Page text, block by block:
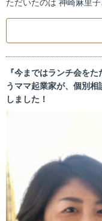
ただいたのは 神崎麻里
『今まではランチ会を
うママ起業家が、個別
しました！